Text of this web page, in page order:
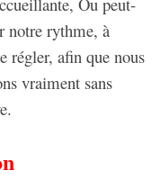
notre rythme, à
régler, afin que nous
vraiment sans